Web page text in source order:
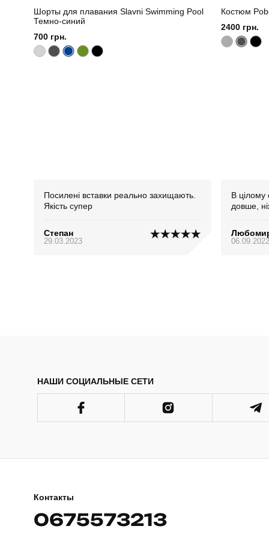
Шорты для плавания Slavni Swimming Pool
Темно-синий
700 грн.
Костюм
2400 грн.
Посилені вставки реально захищають.
Якість супер
Степан
29.03.2023
В цілому
довше,
06.09.2022
НАШИ СОЦИАЛЬНЫЕ СЕТИ
Контакты
0675573213